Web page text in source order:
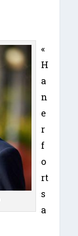
«
H
a
n
e
r
f
o
rt
s
a